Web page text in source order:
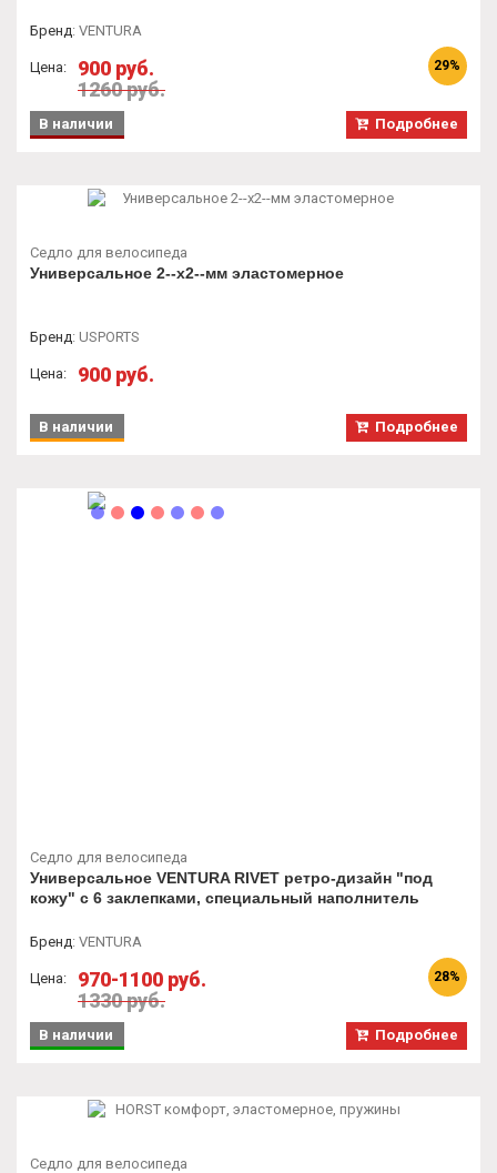
Бренд: VENTURA
Цена:
900 руб.
1260 руб.
29%
Подробнее
В наличии
Седло для велосипеда
Универсальное 2--х2--мм эластомерное
Бренд: USPORTS
Цена: 900 руб.
Подробнее
В наличии
Седло для велосипеда
Универсальное VENTURA RIVET ретро-дизайн "под
кожу" с 6 заклепками, специальный наполнитель
Бренд: VENTURA
Цена:
970-1100 руб.
1330 руб.
28%
Подробнее
В наличии
Седло для велосипеда